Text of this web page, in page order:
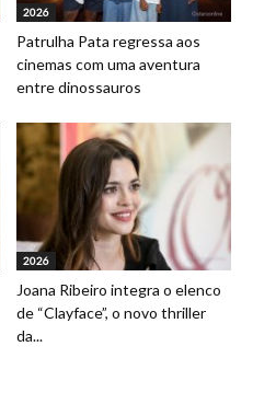
2026
Patrulha Pata regressa aos
cinemas com uma aventura
entre dinossauros
2026
Joana Ribeiro integra o elenco
de “Clayface”, o novo thriller
da...